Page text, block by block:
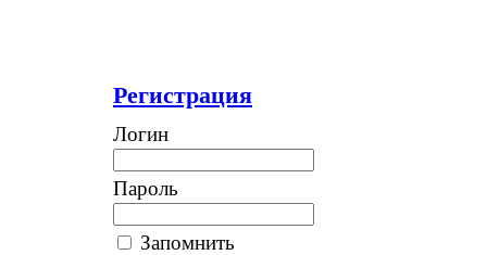
Регистрация
Логин
Пароль
Запомнить